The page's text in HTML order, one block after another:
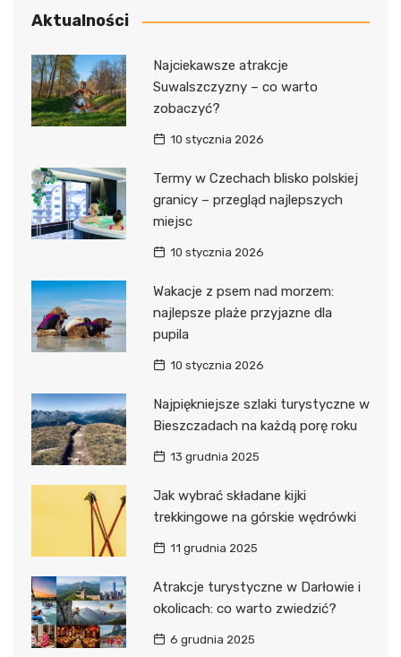
Aktualności
Najciekawsze atrakcje
Suwalszczyzny – co warto
zobaczyć?
10 stycznia 2026
Termy w Czechach blisko polskiej
granicy – przegląd najlepszych
miejsc
10 stycznia 2026
Wakacje z psem nad morzem:
najlepsze plaże przyjazne dla
pupila
10 stycznia 2026
Najpiękniejsze szlaki turystyczne w
Bieszczadach na każdą porę roku
13 grudnia 2025
Jak wybrać składane kijki
trekkingowe na górskie wędrówki
11 grudnia 2025
Atrakcje turystyczne w Darłowie i
okolicach: co warto zwiedzić?
6 grudnia 2025